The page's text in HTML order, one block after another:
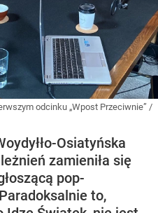
odcinku „Wpost Przeciwnie” /
Osiatyńska
zamieniła się
pop-
to,